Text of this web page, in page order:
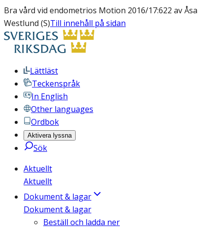
Bra vård vid endometrios Motion 2016/17:622 av Åsa
Westlund (S)Till innehåll på sidan
Lättläst
Teckenspråk
In English
Other languages
Ordbok
Aktivera lyssna
Sök
Aktuellt
Aktuellt
Dokument & lagar
Dokument & lagar
Beställ och ladda ner